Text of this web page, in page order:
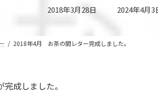
2018年3月28日 最
終
時
2024年4月3
2018年4月 お茶の間レター完成しました。
成しました。